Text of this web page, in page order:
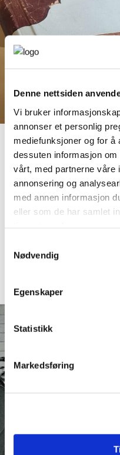
Denne nettsiden
Vi bruker
annonser et personlig
mediefunksjoner og for å
dessuten informasjon
vårt, med partnerne våre
annonsering og
med annen informasjon
eller som de har samlet
Nødvendig
Egenskaper
Statistikk
Markedsføring
Handelskammeret
På bildet ser du Skien
1911.
Les mer